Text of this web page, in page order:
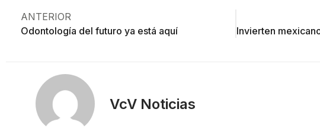
ANTERIOR
Odontología del futuro ya está aquí
VcV Noticias